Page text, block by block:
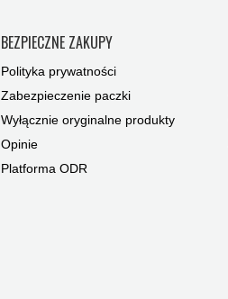
BEZPIECZNE ZAKUPY
Polityka prywatności
Zabezpieczenie paczki
Wyłącznie oryginalne produkty
Opinie
Platforma ODR